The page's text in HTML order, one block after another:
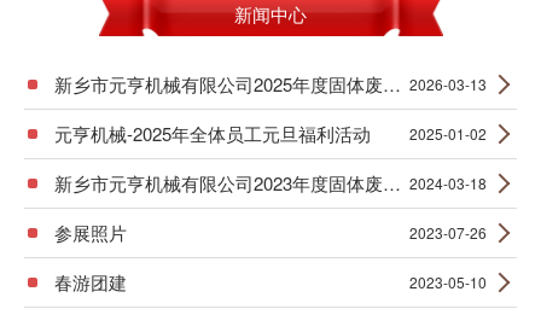
新闻中心
新乡市元亨机械有限公司2025年度固体废物产生信息公示 2026-03-13
元亨机械-2025年全体员工元旦福利活动 2025-01-02
新乡市元亨机械有限公司2023年度固体废物产生信息公示 2024-03-18
参展照片 2023-07-26
春游团建 2023-05-10